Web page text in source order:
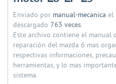
Enviado por manual-mecanica el
descargado 763 veces.
Este archivo contiene el manual
reparación del mazda 6 mas
respectivas informaciones,
herramientas, y lo mas
sistema.